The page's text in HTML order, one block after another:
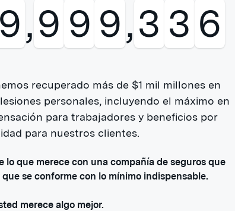
9,9 9 9,9 9 9
recuperado más de $1 mil millones en
personales, incluyendo el máximo en
para trabajadores y beneficios por
para nuestros clientes.
lo que merece con una compañía de seguros que
se conforme con lo mínimo indispensable.
merece algo mejor.